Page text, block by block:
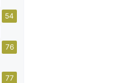
54
76
77